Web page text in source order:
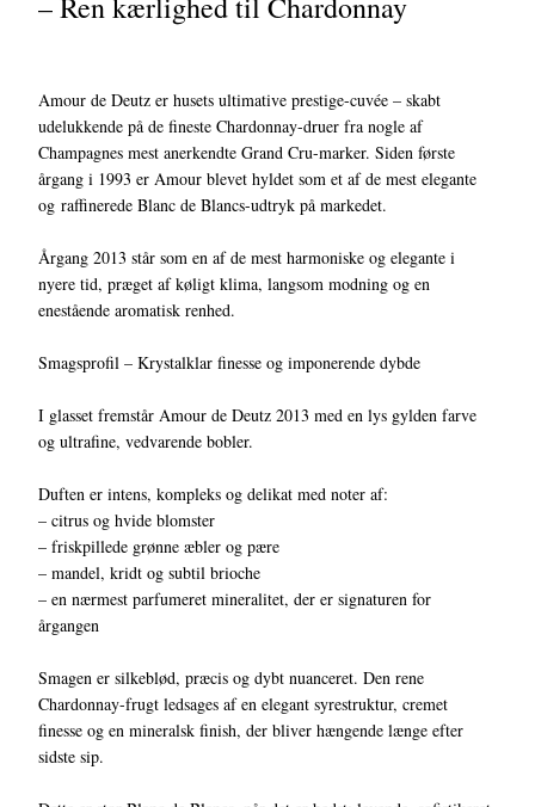
Amour de Deutz er husets ultimative prestige-cuvée – skabt
udelukkende på de fineste Chardonnay-druer fra nogle af
Champagnes mest anerkendte Grand Cru-marker. Siden første
årgang i 1993 er Amour blevet hyldet som et af de mest elegante
og raffinerede Blanc de Blancs-udtryk på markedet.
Årgang 2013 står som en af de mest harmoniske og elegante i
nyere tid, præget af køligt klima, langsom modning og en
enestående aromatisk renhed.
Smagsprofil – Krystalklar finesse og imponerende dybde
I glasset fremstår Amour de Deutz 2013 med en lys gylden farve
og ultrafine, vedvarende bobler.
Duften er intens, kompleks og delikat med noter af:
– citrus og hvide blomster
– friskpillede grønne æbler og pære
– mandel, kridt og subtil brioche
– en nærmest parfumeret mineralitet, der er signaturen for
årgangen
Smagen er silkeblød, præcis og dybt nuanceret. Den rene
Chardonnay-frugt ledsages af en elegant syrestruktur, cremet
finesse og en mineralsk finish, der bliver hængende længe efter
sidste sip.